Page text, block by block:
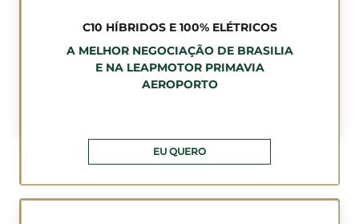
C10 HÍBRIDOS E 100% ELÉTRICOS
A MELHOR NEGOCIAÇÃO DE BRASILIA
E NA LEAPMOTOR PRIMAVIA
AEROPORTO
EU QUERO